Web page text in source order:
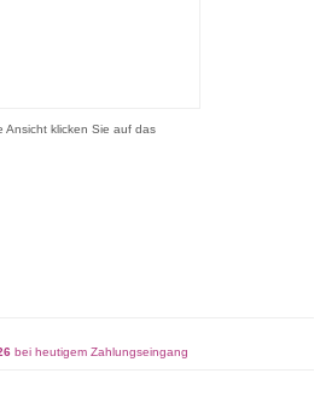
Ansicht klicken Sie auf das
bei heutigem Zahlungseingang